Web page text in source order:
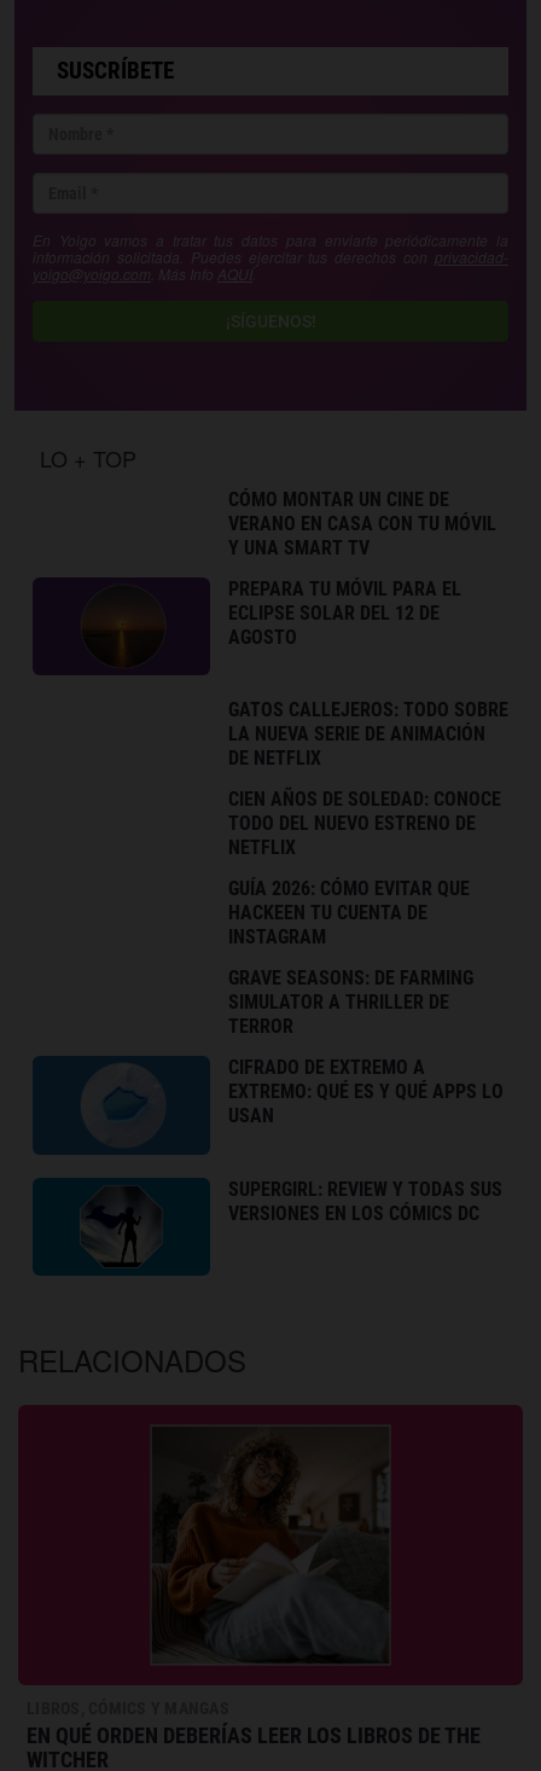
SUSCRÍBETE
En Yoigo vamos a tratar tus datos para enviarte periódicamente la
información solicitada. Puedes ejercitar tus derechos con privacidad-
yoigo@yoigo.com . Más Info AQUÍ
¡SÍGUENOS!
LO + TOP
CÓMO MONTAR UN CINE DE
VERANO EN CASA CON TU MÓVIL
Y UNA SMART TV
PREPARA TU MÓVIL PARA EL
ECLIPSE SOLAR DEL 12 DE
AGOSTO
GATOS CALLEJEROS: TODO SOBRE
LA NUEVA SERIE DE ANIMACIÓN
DE NETFLIX
CIEN AÑOS DE SOLEDAD: CONOCE
TODO DEL NUEVO ESTRENO DE
NETFLIX
GUÍA 2026: CÓMO EVITAR QUE
HACKEEN TU CUENTA DE
INSTAGRAM
GRAVE SEASONS: DE FARMING
SIMULATOR A THRILLER DE
TERROR
CIFRADO DE EXTREMO A
EXTREMO: QUÉ ES Y QUÉ APPS LO
USAN
SUPERGIRL: REVIEW Y TODAS SUS
VERSIONES EN LOS CÓMICS DC
RELACIONADOS
EN QUÉ ORDEN DEBERÍAS LEER LOS LIBROS DE THE
WITCHER